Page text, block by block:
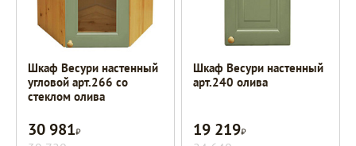
Шкаф Весури настенный
угловой арт.266 со
стеклом олива
30 981Р
Шкаф Весури настенный
арт.240 олива
19 219Р